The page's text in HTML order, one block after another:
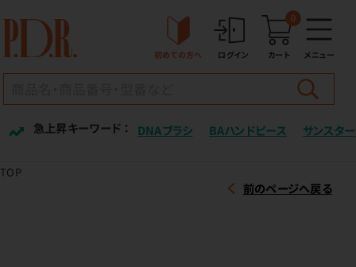
初めての方へ ログイン カート
0
メニュー
急上昇キーワード ： DNAブラシ BAハンドピース サンスター
TOP
前のページへ戻る